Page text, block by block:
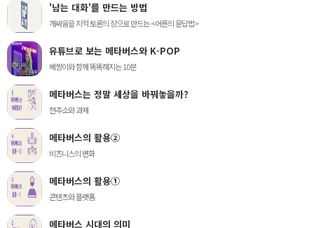
'남는 대화'를 만드는 방법
개싸움을 지적 토론의 장으로 만드는 <어른의 문답법>
유튜브로 보는 메타버스와 K-POP
베짱이와 함께 똑똑해지는 10분
메타버스는 정말 세상을 바꿔놓을까?
현주소와 과제
메타버스의 활용②
비즈니스의 변화
메타버스의 활용①
콘텐츠와 플랫폼
메타버스 시대의 의미